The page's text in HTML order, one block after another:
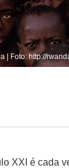
| Foto: http://
XXI é cada